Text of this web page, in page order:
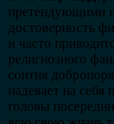
претендующими
достоверность
и часто
религиозного
соития
надевает на
головы